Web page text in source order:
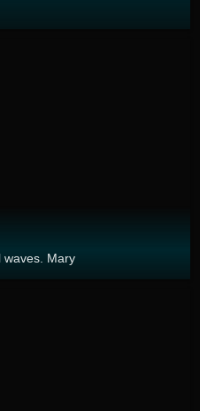
waves. Mary